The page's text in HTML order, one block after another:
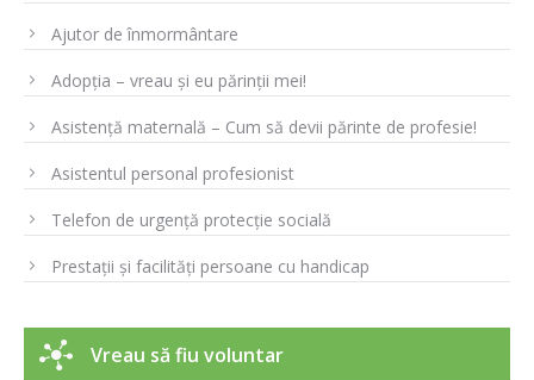
Ajutor de înmormântare
Adopția – vreau și eu părinții mei!
Asistență maternală – Cum să devii părinte de profesie!
Asistentul personal profesionist
Telefon de urgență protecție socială
Prestații și facilități persoane cu handicap
Vreau să fiu voluntar